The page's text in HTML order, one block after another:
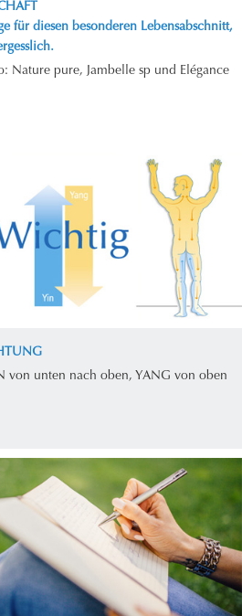
für diesen besonderen Lebensabschnitt,
Nature pure, Jambelle sp und Elégance
von unten nach oben, YANG von oben